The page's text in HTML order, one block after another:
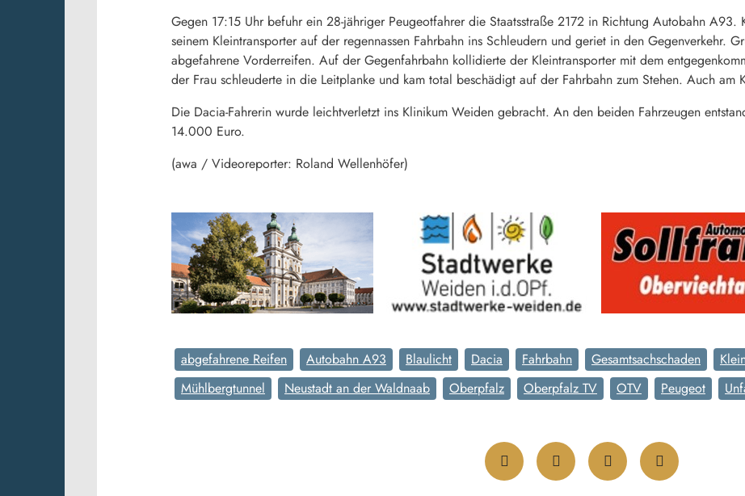
Gegen 17:15 Uhr befuhr ein 28-jähriger Peugeotfahrer die Staatsstraße 2172 in Richtung Autobahn
seinem Kleintransporter auf der regennassen Fahrbahn ins Schleudern und geriet in den Gegenverkehr.
abgefahrene Vorderreifen. Auf der Gegenfahrbahn kollidierte der Kleintransporter mit dem
der Frau schleuderte in die Leitplanke und kam total beschädigt auf der Fahrbahn zum Stehen. Auch am
Die Dacia-Fahrerin wurde leichtverletzt ins Klinikum Weiden gebracht. An den beiden Fahrzeugen
14.000 Euro.
(awa / Videoreporter: Roland Wellenhöfer)
abgefahrene Reifen Autobahn A93 Blaulicht Dacia Fahrbahn Gesamtsachschaden
Mühlbergtunnel
Neustadt an der Waldnaab Oberpfalz Oberpfalz TV OTV Peugeot